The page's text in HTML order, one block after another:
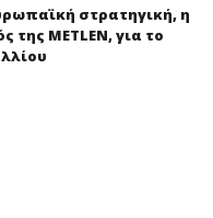
στρατηγική, η
της METLEN, για το